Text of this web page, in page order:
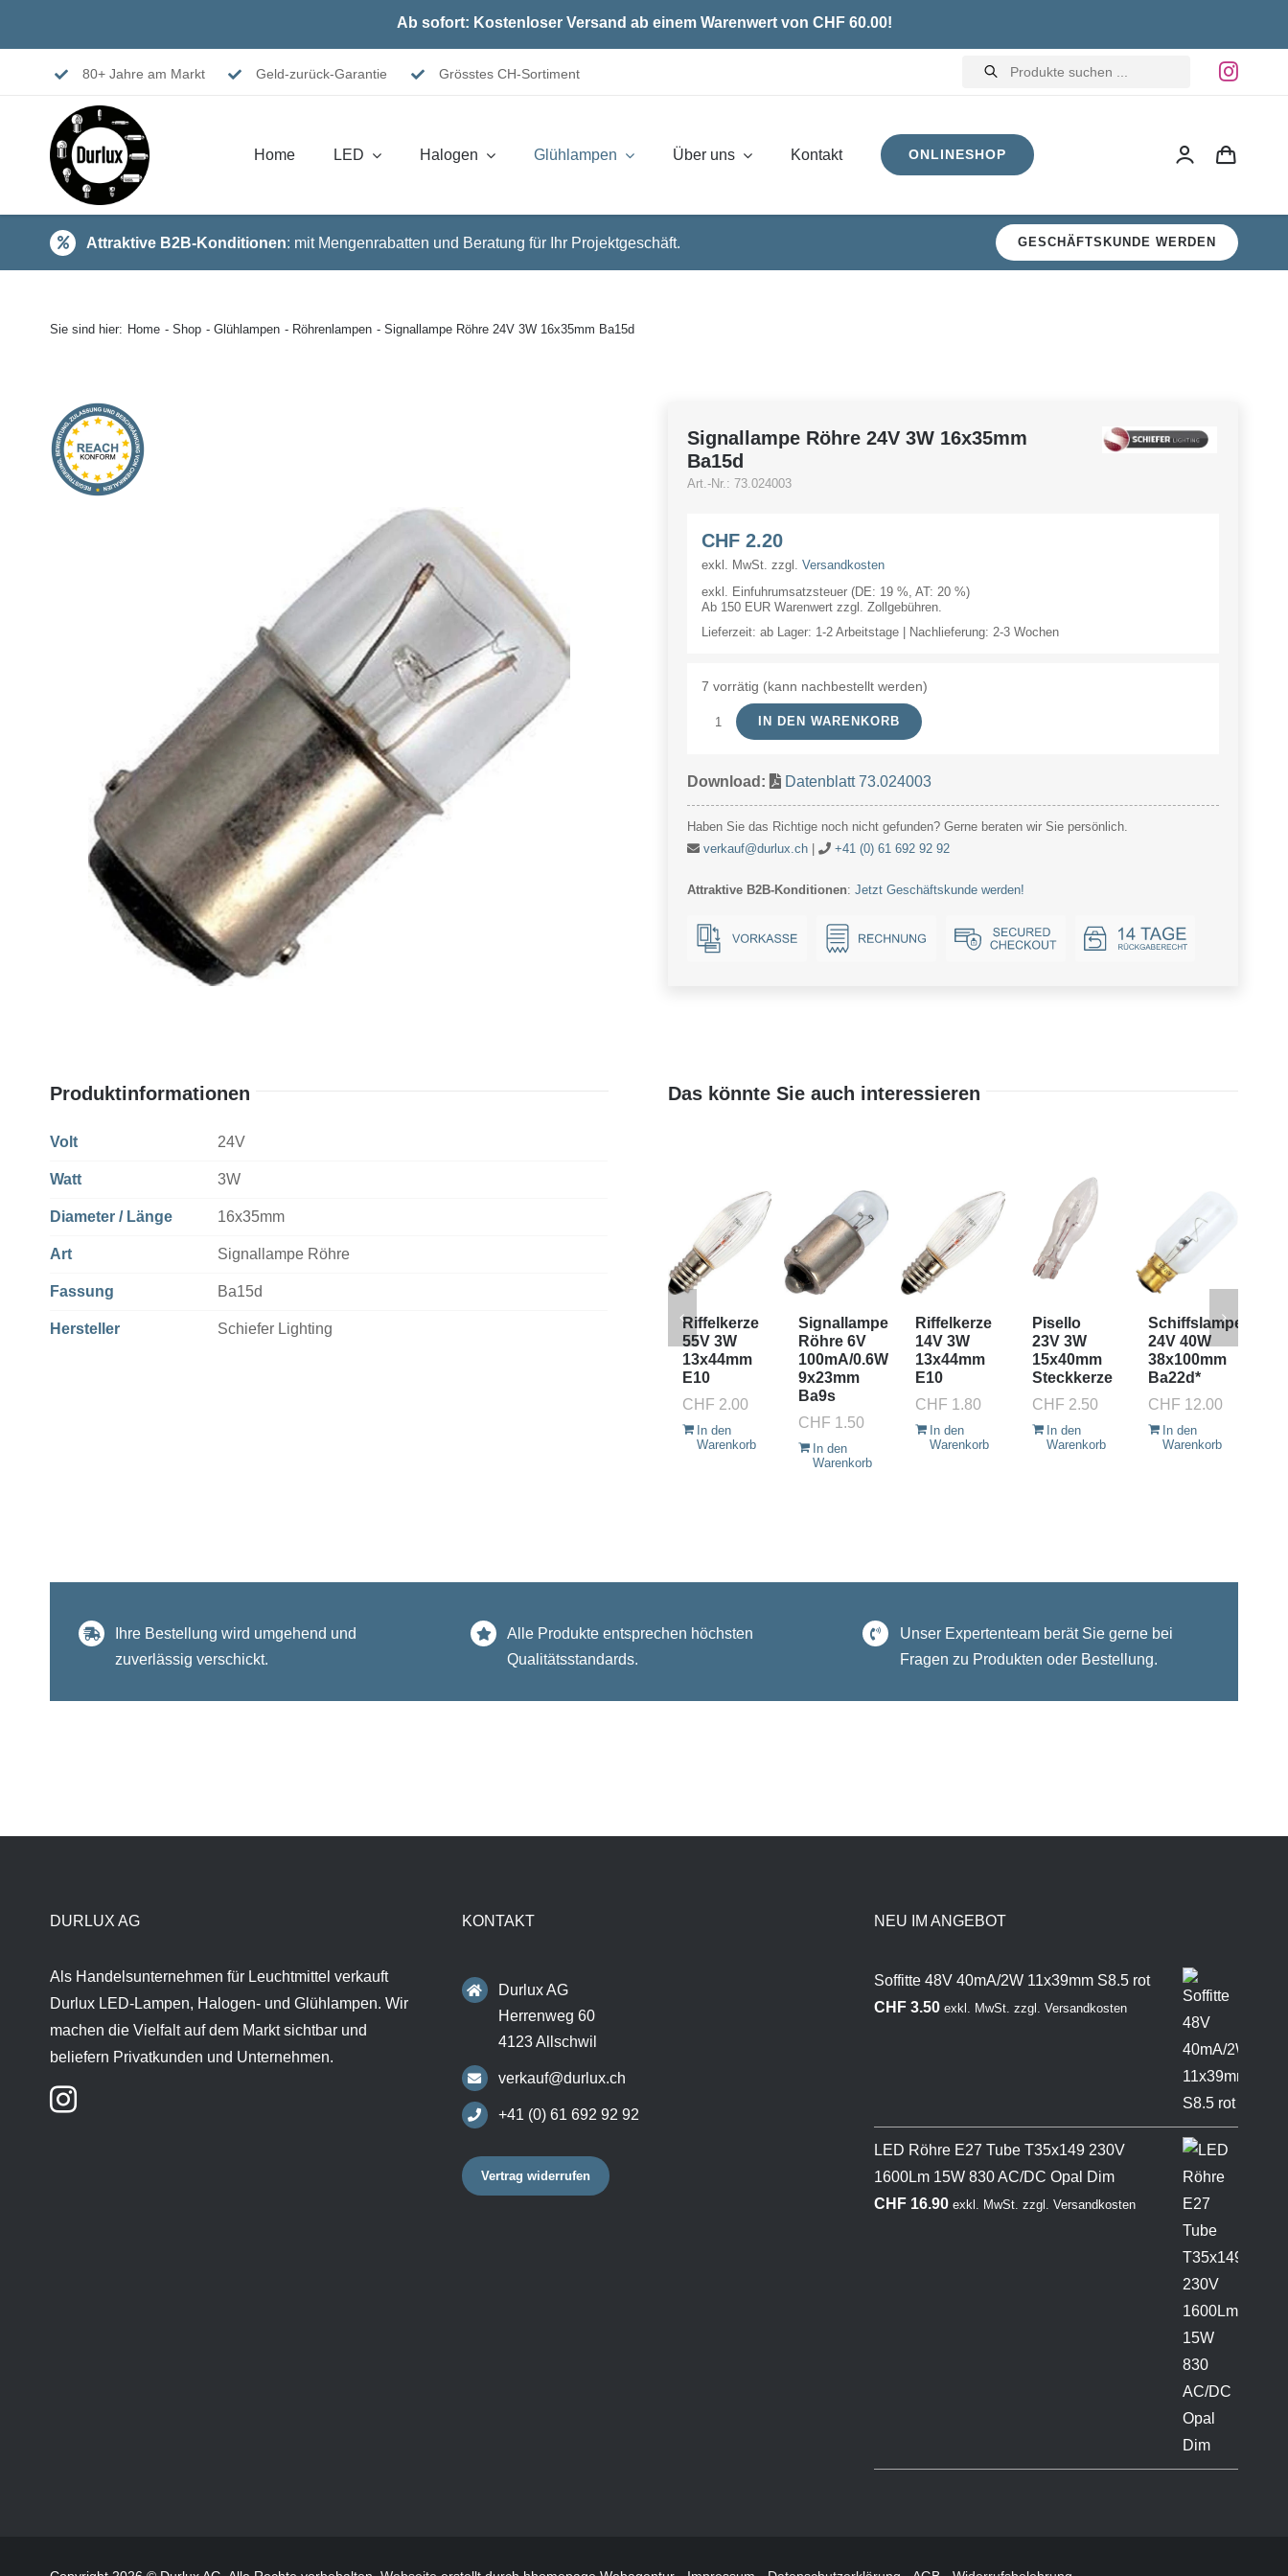
Ab sofort: Kostenloser Versand ab einem Warenwert von CHF 60.00!
80+ Jahre am Markt Geld-zurück-Garantie Grösstes CH-Sortiment
Products
search
Home LED Halogen Glühlampen Über uns Kontakt ONLINESHOP
Attraktive B2B-Konditionen: mit Mengenrabatten und Beratung für Ihr Projektgeschäft. GESCHÄFTSKUNDE WERDEN
Sie sind hier: Home Shop Glühlampen Röhrenlampen Signallampe Röhre 24V 3W 16x35mm Ba15d
Signallampe Röhre 24V 3W 16x35mm
Ba15d
Art.-Nr.: 73.024003
CHF2.20
exkl. MwSt. zzgl. Versandkosten
exkl. Einfuhrumsatzsteuer (DE: 19 %, AT: 20 %)
Ab 150 EUR Warenwert zzgl. Zollgebühren.
Lieferzeit: ab Lager: 1-2 Arbeitstage | Nachlieferung: 2-3 Wochen
7 vorrätig (kann nachbestellt werden)
Signallampe
24V
16x35mm
Menge
IN DEN WARENKORB
Download: Datenblatt 73.024003
Haben Sie das Richtige noch nicht gefunden? Gerne beraten wir Sie persönlich.
verkauf@durlux.ch| +41 (0) 61 692 92 92
Attraktive B2B-Konditionen: Jetzt Geschäftskunde werden!
Produktinformationen
Volt 24V
Watt 3W
Diameter / Länge 16x35mm
Art Signallampe Röhre
Fassung Ba15d
Hersteller Schiefer Lighting
Das könnte Sie auch interessieren
Riffelkerze
55V 3W
13x44mm
E10
CHF 2.00
In den
Warenkorb
Signallampe
Röhre 6V
100mA/0.6W
9x23mm
Ba9s
CHF 1.50
In den
Warenkorb
Riffelkerze
14V 3W
13x44mm
E10
CHF 1.80
In den
Warenkorb
Pisello
23V 3W
15x40mm
Steckkerze
CHF 2.50
In den
Warenkorb
Schiffslampe
24V 40W
38x100mm
Ba22d*
CHF 12.00
In den
Warenkorb
Ihre Bestellung wird umgehend und
zuverlässig verschickt.
Alle Produkte entsprechen höchsten
Qualitätsstandards.
Unser Expertenteam berät Sie gerne bei
Fragen zu Produkten oder Bestellung.
DURLUX AG
Als Handelsunternehmen für Leuchtmittel verkauft
Durlux LED-Lampen, Halogen- und Glühlampen. Wir
machen die Vielfalt auf dem Markt sichtbar und
beliefern Privatkunden und Unternehmen.
KONTAKT
Durlux AG
Herrenweg 60
4123 Allschwil
verkauf@durlux.ch
+41 (0) 61 692 92 92
Vertrag widerrufen
NEU IM ANGEBOT
Soffitte 48V 40mA/2W 11x39mm S8.5 rot
CHF3.50 exkl. MwSt. zzgl. Versandkosten
LED Röhre E27 Tube T35x149 230V
1600Lm 15W 830 AC/DC Opal Dim
CHF16.90 exkl. MwSt. zzgl. Versandkosten